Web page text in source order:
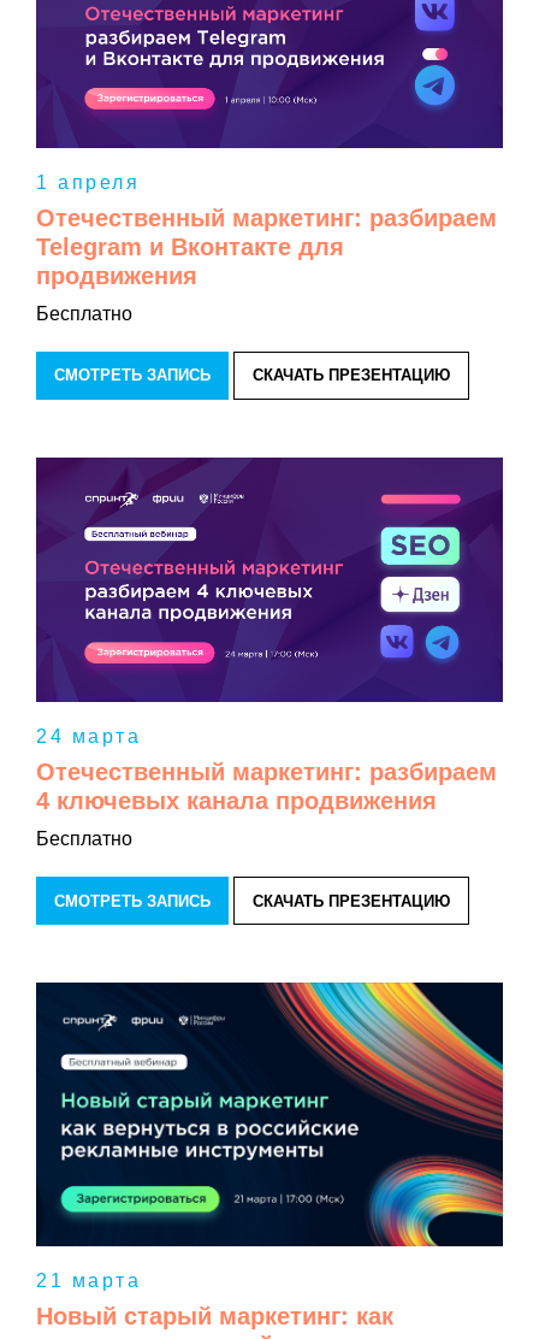
1 апреля
Отечественный маркетинг: разбираем
Telegram и Вконтакте для
продвижения
Бесплатно
СМОТРЕТЬ ЗАПИСЬ СКАЧАТЬ ПРЕЗЕНТАЦИЮ
24 марта
Отечественный маркетинг: разбираем
4 ключевых канала продвижения
Бесплатно
СМОТРЕТЬ ЗАПИСЬ СКАЧАТЬ ПРЕЗЕНТАЦИЮ
21 марта
Новый старый маркетинг: как